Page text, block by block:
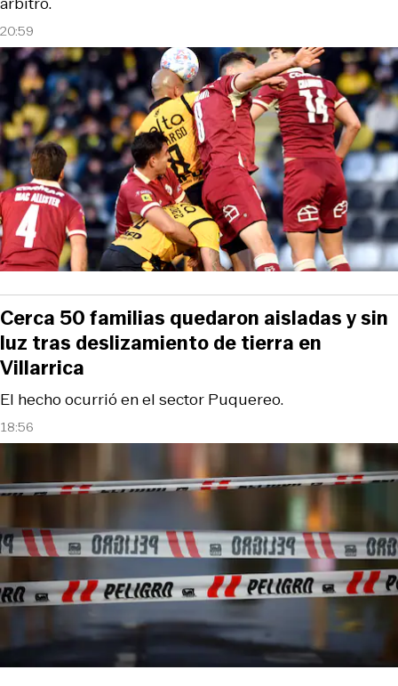
20:59
18:56
El hecho ocurrió en el sector Puquereo.
Cerca 50 familias quedaron aisladas y sin
luz tras deslizamiento de tierra en
Villarrica